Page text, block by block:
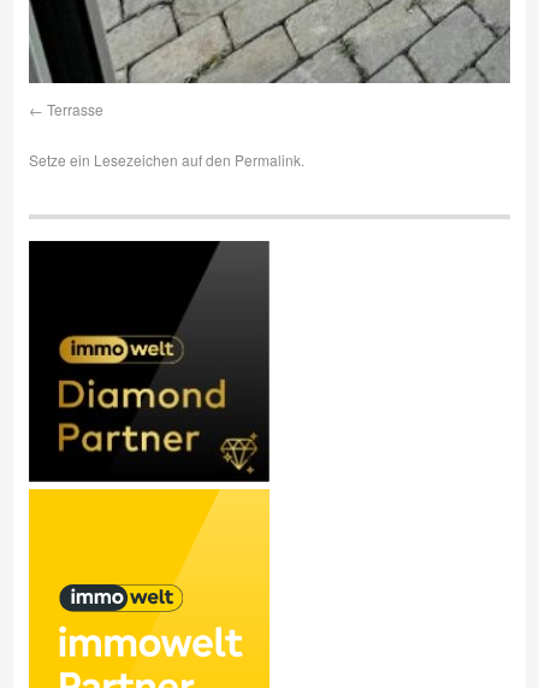
Terrasse
Setze ein Lesezeichen auf den Permalink.